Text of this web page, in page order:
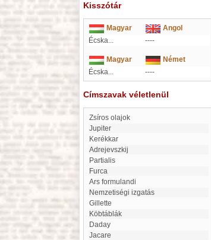
Kisszótár
Magyar
Angol
Écska...
----
Magyar
Német
Écska...
----
Címszavak véletlenül
zsíros olajok
Jupiter
Kerékkar
Adrejevszkij
Partialis
Furca
Ars formulandi
Nemzetiségi izgatás
Gillette
Köbtáblák
Daday
Jacare